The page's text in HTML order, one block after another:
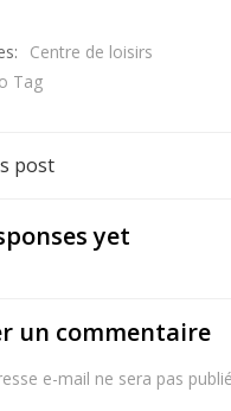
Centre de loisirs
Tag
post
yet
un commentaire
e-mail ne sera pas